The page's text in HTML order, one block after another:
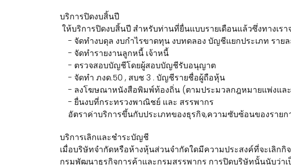
บริการปิดงบสิ้นปี
ให้บริการปิดงบสิ้นปี สำหรับท่านที่ยื่นแบบรายเดือนแล้วซึ่งทางเร
- จัดทำงบดุล งบกำไรขาดทุน งบทดลอง บัญชีแยกประเภท รายล
- จัดทำรายงานลูกหนี้ เจ้าหนี้
- ตรวจสอบบัญชีโดยผู้สอบบัญชีรับอนุญาต
- จัดทำ ภงด.50 , สบช 3 . บัญชีรายชื่อผู้ถือหุ้น
- ลงโฆษณาหนังสือพิมพ์ท้องถิ่น (ตามประมวลกฎหมายแพ่งแล
- ยื่นงบที่กระทรวงพาณิชย์ และ สรรพากร
อัตราค่าบริการขึ้นกับประเภทของธุรกิจ,ความซับซ้อนของราย
บริการเลิกและชำระบัญชี
เมื่อบริษัทจำกัดหรือห้างหุ้นส่วนจำกัดใดมีความประสงค์ที่จะเลิกกิ
กรมพัฒนาธุรกิจการค้าและกรมสรรพากร การปิดบริษัทนั้นนับว่าเ